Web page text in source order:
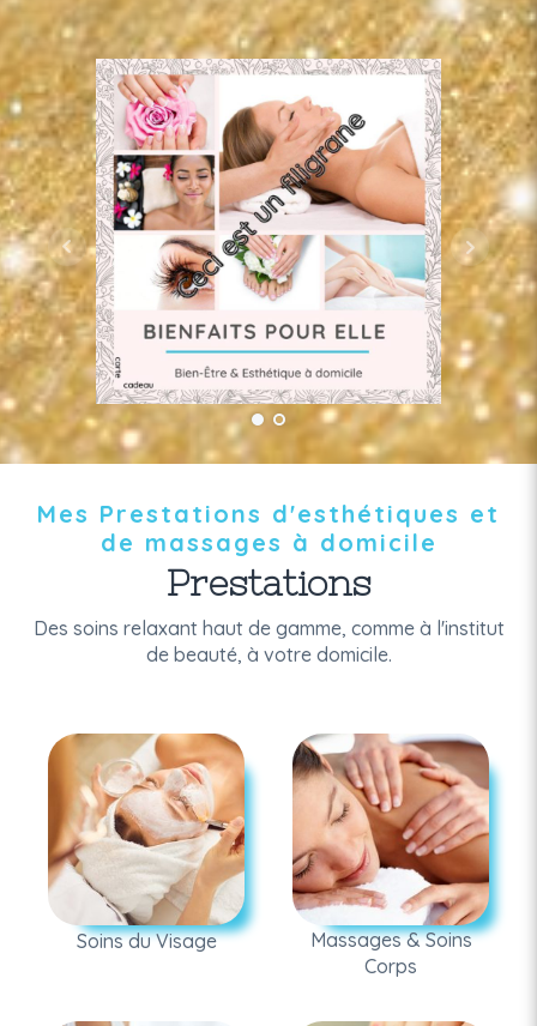
Mes Prestations d'esthétiques et
de massages à domicile
Prestations
Des soins relaxant haut de gamme, comme à l'institut
de beauté, à votre domicile.
Soins du Visage
Massages & Soins
Corps